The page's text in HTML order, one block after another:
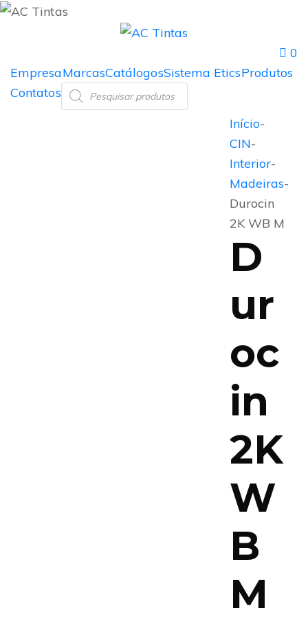
0
EmpresaMarcasCatálogosSistema EticsProdutos
Contatos
Início-
CIN-
Interior-
Madeiras-
Durocin
2K WB M
D
ur
oc
in
2K
W
B
M